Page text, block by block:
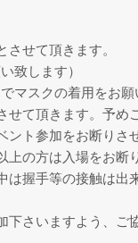
せて頂きます。
致します）
マスクの着用をお願
て頂きます。予め
ト参加をお断りさ
の方は入場をお断
握手等の接触は出
さいますよう、ご